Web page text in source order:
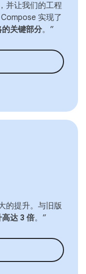
并让我们的工程
实现了
关键部分。”
的提升。与旧版
达 3 倍。”